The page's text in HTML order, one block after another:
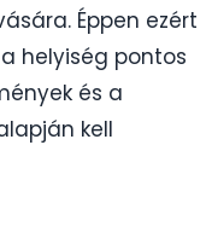
Éppen ezért
helyiség pontos
és a
kell